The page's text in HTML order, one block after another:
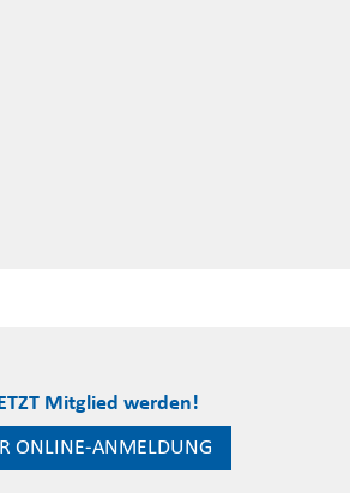
Mitglied werden!
ONLINE-ANMELDUNG